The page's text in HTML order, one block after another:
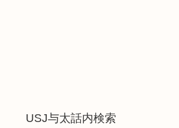
USJ与太話内検索